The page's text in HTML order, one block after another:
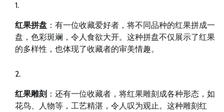
红果拼盘 ：有一位收藏爱好者，将不同品种的红果拼成一
盘，色彩斑斓，令人食欲大开。这种拼盘不仅展示了红果
的多样性，也体现了收藏者的审美情趣。
红果雕刻 ：还有一位收藏者，将红果雕刻成各种形态，如
花鸟、人物等，工艺精湛，令人叹为观止。这种雕刻红